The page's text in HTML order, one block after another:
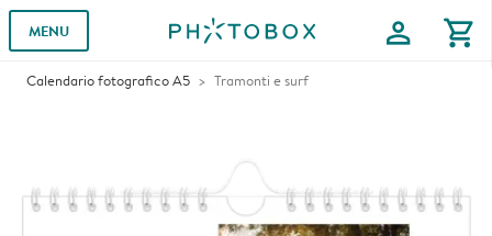
MENU profile shopping_cart
Calendario fotografico A5 Tramonti e surf